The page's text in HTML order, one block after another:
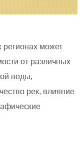
может
от различных
воды,
рек, влияние